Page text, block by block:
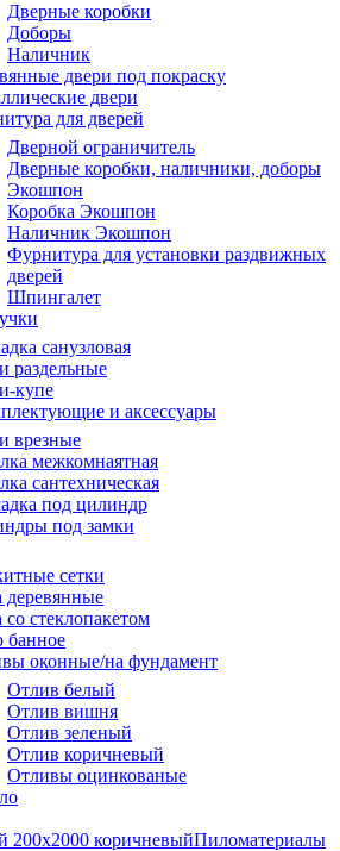
Дверные коробки
Доборы
Наличник
двери под покраску
двери
для дверей
Дверной ограничитель
Дверные коробки, наличники, доборы
Экошпон
Коробка Экошпон
Наличник Экошпон
Фурнитура для установки раздвижных
дверей
Шпингалет
санузловая
раздельные
купе
и аксессуары
врезные
межкомнаятная
сантехническая
под цилиндр
под замки
сетки
деревянные
стеклопакетом
банное
оконные/на фундамент
Отлив белый
Отлив вишня
Отлив зеленый
Отлив коричневый
Отливы оцинкованые
Пиломатериалы